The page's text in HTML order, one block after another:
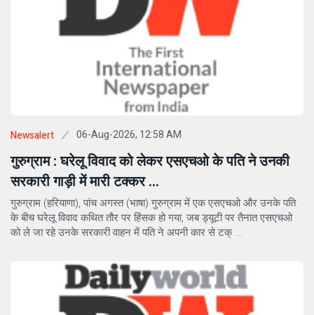
Newsalert 06-Aug-2026, 12:58 AM
गुरुग्राम : घरेलू विवाद को लेकर एसएचओ के पति ने उनकी
सरकारी गाड़ी में मारी टक्कर ...
गुरुग्राम (हरियाणा), पांच अगस्त (भाषा) गुरुग्राम में एक एसएचओ और उनके पति
के बीच घरेलू विवाद कथित तौर पर हिंसक हो गया, जब ड्यूटी पर तैनात एसएचओ
को ले जा रहे उनके सरकारी वाहन में पति ने अपनी कार से टक् ...